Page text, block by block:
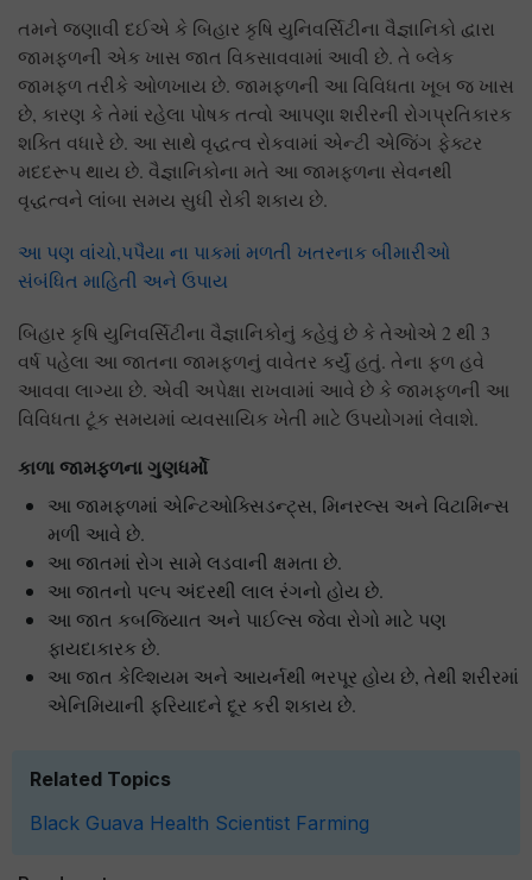
તમને જણાવી દઈએ કે બિહાર કૃષિ યુનિવર્સિટીના વૈજ્ઞાનિકો દ્વારા
જામફળની એક ખાસ જાત વિકસાવવામાં આવી છે. તે બ્લેક
જામફળ તરીકે ઓળખાય છે. જામફળની આ વિવિધતા ખૂબ જ ખાસ
છે, કારણ કે તેમાં રહેલા પોષક તત્વો આપણા શરીરની રોગપ્રતિકારક
શક્તિ વધારે છે. આ સાથે વૃદ્ધત્વ રોકવામાં એન્ટી એજિંગ ફેક્ટર
મદદરૂપ થાય છે. વૈજ્ઞાનિકોના મતે આ જામફળના સેવનથી
વૃદ્ધત્વને લાંબા સમય સુધી રોકી શકાય છે.
આ પણ વાંચો,પપૈયા ના પાકમાં મળતી ખતરનાક બીમારીઓ
સંબંધિત માહિતી અને ઉપાય
બિહાર કૃષિ યુનિવર્સિટીના વૈજ્ઞાનિકોનું કહેવું છે કે તેઓએ 2 થી 3
વર્ષ પહેલા આ જાતના જામફળનું વાવેતર કર્યું હતું. તેના ફળ હવે
આવવા લાગ્યા છે. એવી અપેક્ષા રાખવામાં આવે છે કે જામફળની આ
વિવિધતા ટૂંક સમયમાં વ્યવસાયિક ખેતી માટે ઉપયોગમાં લેવાશે.
કાળા જામફળના ગુણધર્મો
આ જામફળમાં એન્ટિઓક્સિડન્ટ્સ, મિનરલ્સ અને વિટામિન્સ
મળી આવે છે.
આ જાતમાં રોગ સામે લડવાની ક્ષમતા છે.
આ જાતનો પલ્પ અંદરથી લાલ રંગનો હોય છે.
આ જાત કબજિયાત અને પાઈલ્સ જેવા રોગો માટે પણ
ફાયદાકારક છે.
આ જાત કેલ્શિયમ અને આયર્નથી ભરપૂર હોય છે, તેથી શરીરમાં
એનિમિયાની ફરિયાદને દૂર કરી શકાય છે.
Related Topics
Black Guava Health Scientist Farming